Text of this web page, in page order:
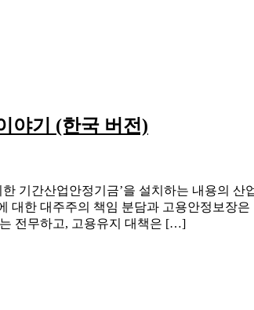
야기 (한국 버전)
기간산업안정기금’을 설치하는 내용의
대한 대주주의 책임 분담과 고용안정보장
전무하고, 고용유지 대책은 […]